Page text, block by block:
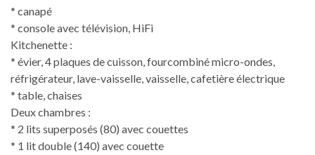
* canapé
* console avec télévision, HiFi
Kitchenette :
* évier, 4 plaques de cuisson, fourcombiné micro-ondes,
réfrigérateur, lave-vaisselle, vaisselle, cafetière électrique
* table, chaises
Deux chambres :
* 2 lits superposés (80) avec couettes
* 1 lit double (140) avec couette